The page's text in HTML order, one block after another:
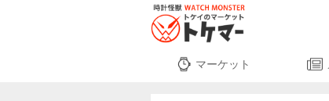
マーケット